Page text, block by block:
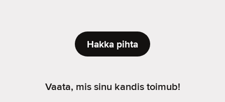
Hakka pihta
Vaata, mis sinu kandis toimub!